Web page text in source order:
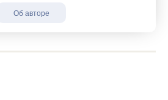
Об авторе